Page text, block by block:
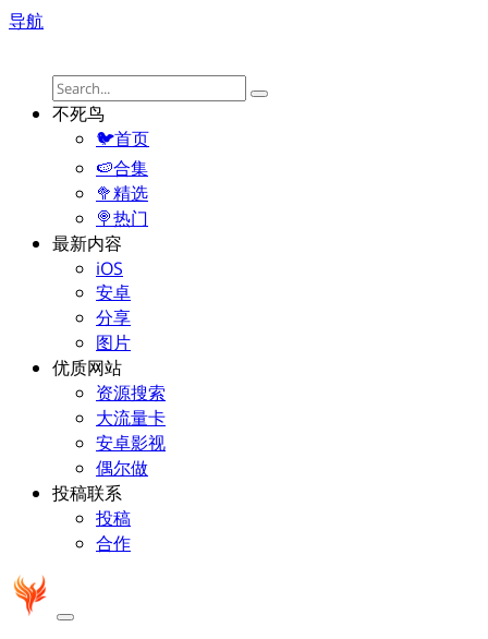
导航
不死鸟
🐦首页
🍉合集
🥦精选
🍭热门
最新内容
iOS
安卓
分享
图片
优质网站
资源搜索
大流量卡
安卓影视
偶尔做
投稿联系
投稿
合作